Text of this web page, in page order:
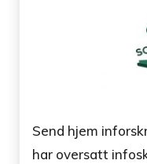
Send hjem
har oversatt